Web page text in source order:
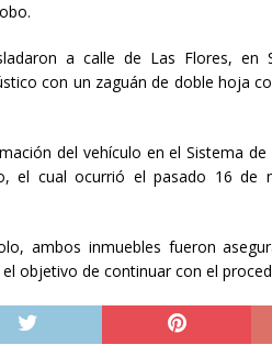
a calle de Las Flores, en
con un zaguán de doble hoja
del vehículo en el Sistema
el cual ocurrió el pasado 16 de
ambos inmuebles fueron
objetivo de continuar con el